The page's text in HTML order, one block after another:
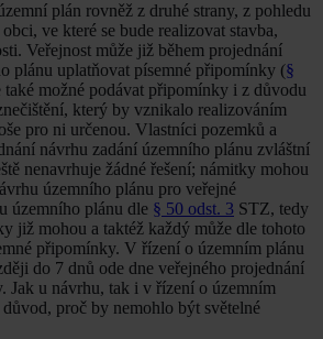
plán rovněž z druhé strany, z pohledu
ve které se bude realizovat stavba,
Veřejnost může již během projednání
plánu uplatňovat písemné připomínky (§
také možné podávat připomínky i z důvodu
který by vznikalo realizováním
pro ni určenou. Vlastníci pozemků a
návrhu zadání územního plánu zvláštní
nenavrhuje žádné řešení; námitky mohou
územního plánu pro veřejné
územního plánu dle § 50 odst. 3 STZ, tedy
již mohou a taktéž každý může dle tohoto
připomínky. V řízení o územním plánu
do 7 dnů ode dne veřejného projednání
Jak u návrhu, tak i v řízení o územním
proč by nemohlo být světelné